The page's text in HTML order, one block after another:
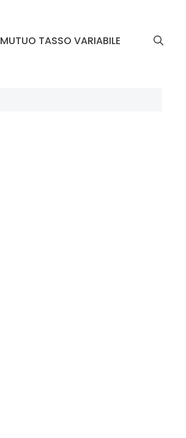
MUTUO TASSO VARIABILE